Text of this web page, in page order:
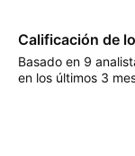
Calificación de
Basado en 9
en los últimos 3